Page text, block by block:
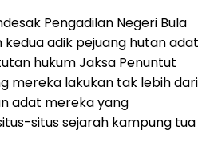
Pengadilan Negeri Bula
adik pejuang hutan adat
hukum Jaksa Penuntut
mereka lakukan tak lebih dari
adat mereka yang
situs sejarah kampung tua